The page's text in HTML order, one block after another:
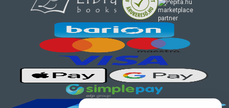
marketplace
partner